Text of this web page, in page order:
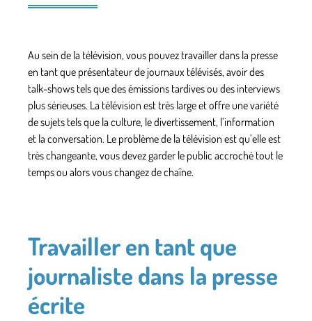
Au sein de la télévision, vous pouvez travailler dans la presse
en tant que présentateur de journaux télévisés, avoir des
talk-shows tels que des émissions tardives ou des interviews
plus sérieuses. La télévision est très large et offre une variété
de sujets tels que la culture, le divertissement, l’information
et la conversation. Le problème de la télévision est qu’elle est
très changeante, vous devez garder le public accroché tout le
temps ou alors vous changez de chaîne.
Travailler en tant que
journaliste dans la presse
écrite